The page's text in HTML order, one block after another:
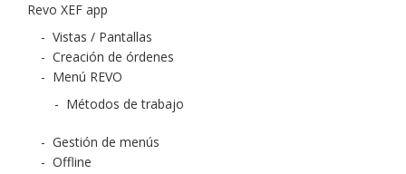
Revo XEF app
- Vistas / Pantallas
- Creación de órdenes
- Menú REVO
- Métodos de trabajo
- Gestión de menús
- Offline